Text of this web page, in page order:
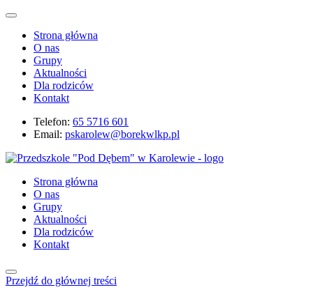
Strona główna
O nas
Grupy
Aktualności
Dla rodziców
Kontakt
Telefon: 65 5716 601
Email: pskarolew@borekwlkp.pl
Strona główna
O nas
Grupy
Aktualności
Dla rodziców
Kontakt
Przejdź do głównej treści